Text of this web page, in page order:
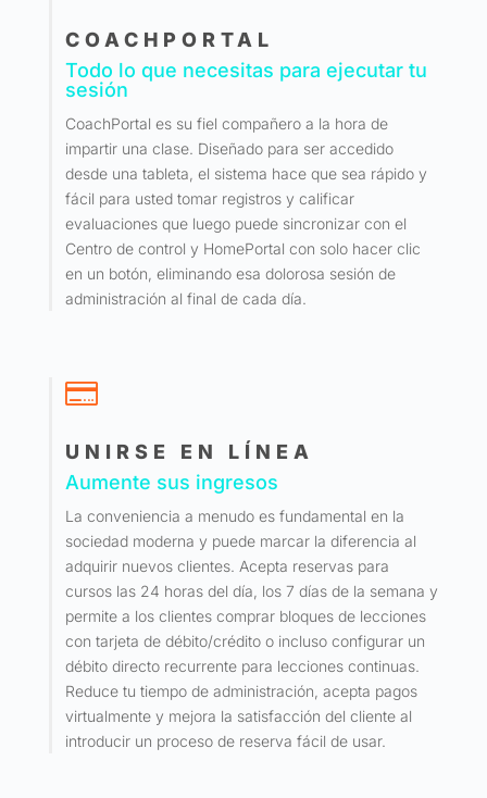
COACHPORTAL
Todo lo que necesitas para ejecutar tu
sesión
CoachPortal es su fiel compañero a la hora de
impartir una clase. Diseñado para ser accedido
desde una tableta, el sistema hace que sea rápido y
fácil para usted tomar registros y calificar
evaluaciones que luego puede sincronizar con el
Centro de control y HomePortal con solo hacer clic
en un botón, eliminando esa dolorosa sesión de
administración al final de cada día.

UNIRSE EN LÍNEA
Aumente sus ingresos
La conveniencia a menudo es fundamental en la
sociedad moderna y puede marcar la diferencia al
adquirir nuevos clientes. Acepta reservas para
cursos las 24 horas del día, los 7 días de la semana y
permite a los clientes comprar bloques de lecciones
con tarjeta de débito/crédito o incluso configurar un
débito directo recurrente para lecciones continuas.
Reduce tu tiempo de administración, acepta pagos
virtualmente y mejora la satisfacción del cliente al
introducir un proceso de reserva fácil de usar.